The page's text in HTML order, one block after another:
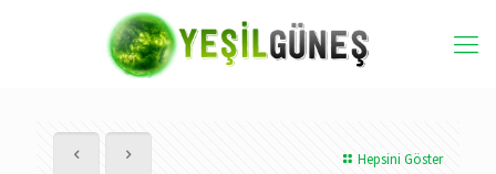
Hepsini Göster